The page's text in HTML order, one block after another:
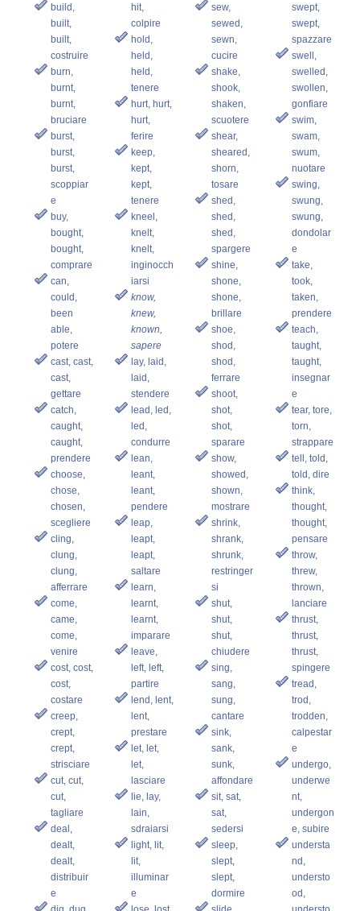
build,
built,
built,
costruire
burn,
burnt,
burnt,
bruciare
burst,
burst,
burst,
scoppiar
e
buy,
bought,
bought,
comprare
can,
could,
been
able,
potere
cast, cast,
cast,
gettare
catch,
caught,
caught,
prendere
choose,
chose,
chosen,
scegliere
cling,
clung,
clung,
afferrare
come,
came,
come,
venire
cost, cost,
cost,
costare
creep,
crept,
crept,
strisciare
cut, cut,
cut,
tagliare
deal,
dealt,
dealt,
distribuir
e
hit,
colpire
hold,
held,
held,
tenere
hurt, hurt,
hurt,
ferire
keep,
kept,
kept,
tenere
kneel,
knelt,
knelt,
inginocch
iarsi
know,
knew,
known,
sapere
lay, laid,
laid,
stendere
lead, led,
led,
condurre
lean,
leant,
leant,
pendere
leap,
leapt,
leapt,
saltare
learn,
learnt,
learnt,
imparare
leave,
left, left,
partire
lend, lent,
lent,
prestare
let, let,
let,
lasciare
lie, lay,
lain,
sdraiarsi
light, lit,
lit,
illuminar
e
sew,
sewed,
sewn,
cucire
shake,
shook,
shaken,
scuotere
shear,
sheared,
shorn,
tosare
shed,
shed,
shed,
spargere
shine,
shone,
shone,
brillare
shoe,
shod,
shod,
ferrare
shoot,
shot,
shot,
sparare
show,
showed,
shown,
mostrare
shrink,
shrank,
shrunk,
restringer
si
shut,
shut,
shut,
chiudere
sing,
sang,
sung,
cantare
sink,
sank,
sunk,
affondare
sit, sat,
sat,
sedersi
sleep,
slept,
slept,
dormire
swept,
swept,
spazzare
swell,
swelled,
swollen,
gonfiare
swim,
swam,
swum,
nuotare
swing,
swung,
swung,
dondolar
e
take,
took,
taken,
prendere
teach,
taught,
taught,
insegnar
e
tear, tore,
torn,
strappare
tell, told,
told, dire
think,
thought,
thought,
pensare
throw,
threw,
thrown,
lanciare
thrust,
thrust,
thrust,
spingere
tread,
trod,
trodden,
calpestar
e
undergo,
underwe
nt,
undergon
e, subire
understa
nd,
understo
od,